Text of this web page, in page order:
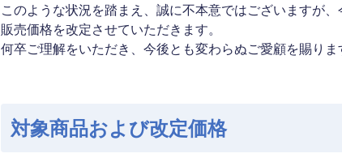
このような状況を踏まえ、誠に不本意ではございますが
販売価格を改定させていただきます。
何卒ご理解をいただき、今後とも変わらぬご愛顧を賜りま
対象商品および改定価格